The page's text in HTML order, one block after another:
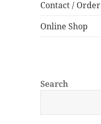
Contact / Order
Online Shop
Search